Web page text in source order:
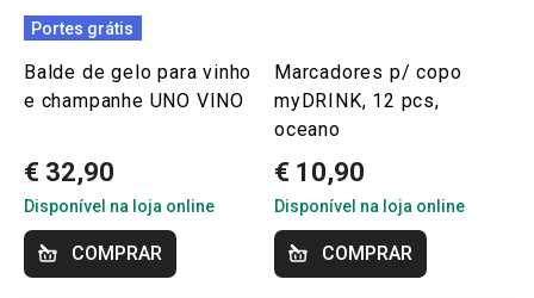
Portes grátis
Balde de gelo para vinho
e champanhe UNO VINO
€ 32,90
Disponível na loja online
COMPRAR
Marcadores p/ copo
myDRINK, 12 pcs,
oceano
€ 10,90
Disponível na loja online
COMPRAR